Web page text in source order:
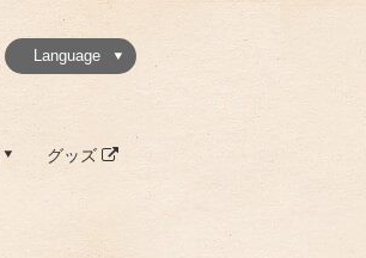
Language
グッズ